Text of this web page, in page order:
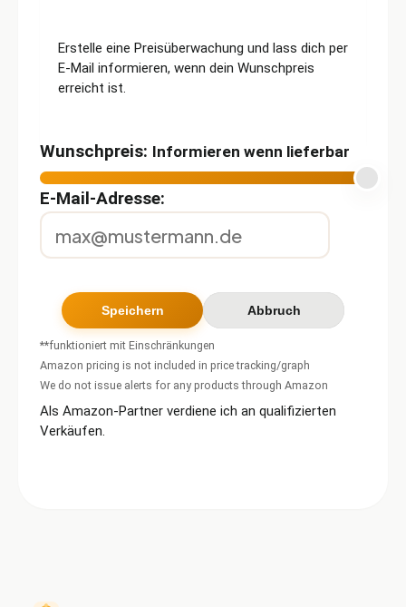
Erstelle eine Preisüberwachung und lass dich per
E-Mail informieren, wenn dein Wunschpreis
erreicht ist.
Wunschpreis: Informieren wenn lieferbar
E-Mail-Adresse:
**funktioniert mit Einschränkungen
Amazon pricing is not included in price tracking/graph
We do not issue alerts for any products through Amazon
Als Amazon-Partner verdiene ich an qualifizierten
Verkäufen.